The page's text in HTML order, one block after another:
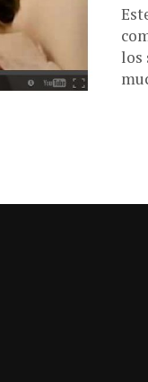
los